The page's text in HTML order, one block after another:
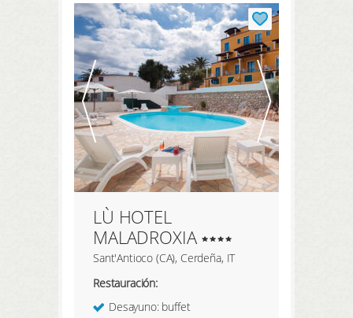
REGISTRARSE AQUÍ
LÙ HOTEL
MALADROXIA
Sant'Antioco (CA), Cerdeña, IT
Restauración:
Desayuno: buffet